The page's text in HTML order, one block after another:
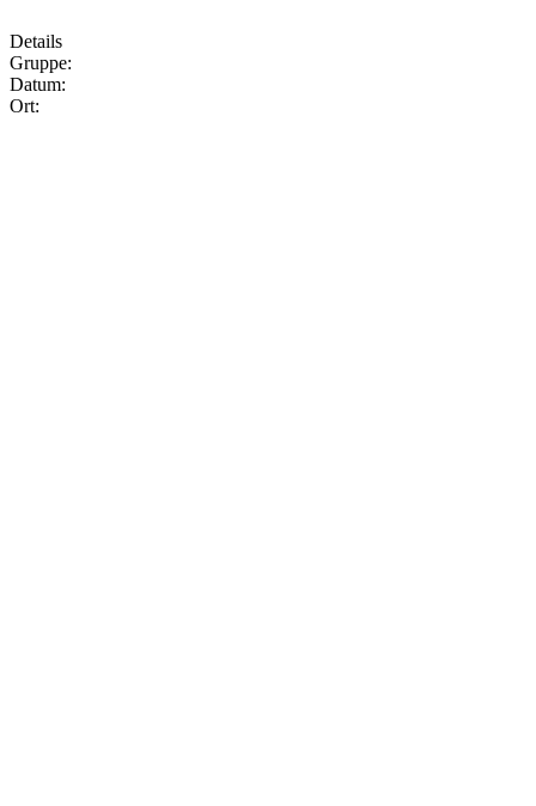
Details
Gruppe:
Datum:
Ort: